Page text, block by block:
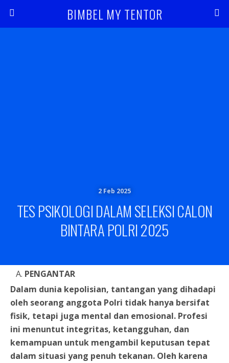
BIMBEL MY TENTOR
2 Feb 2025
TES PSIKOLOGI DALAM SELEKSI CALON
BINTARA POLRI 2025
PENGANTAR
Dalam dunia kepolisian, tantangan yang dihadapi
oleh seorang anggota Polri tidak hanya bersifat
fisik, tetapi juga mental dan emosional. Profesi
ini menuntut integritas, ketangguhan, dan
kemampuan untuk mengambil keputusan tepat
dalam situasi yang penuh tekanan. Oleh karena